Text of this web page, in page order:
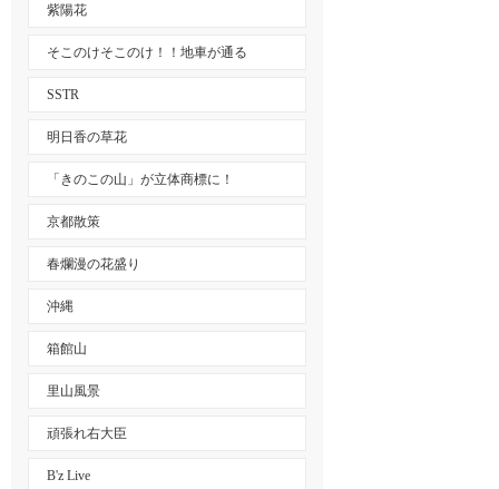
紫陽花
そこのけそこのけ！！地車が通る
SSTR
明日香の草花
「きのこの山」が立体商標に！
京都散策
春爛漫の花盛り
沖縄
箱館山
里山風景
頑張れ右大臣
B'z Live